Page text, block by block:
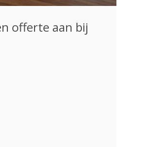
offerte aan bij